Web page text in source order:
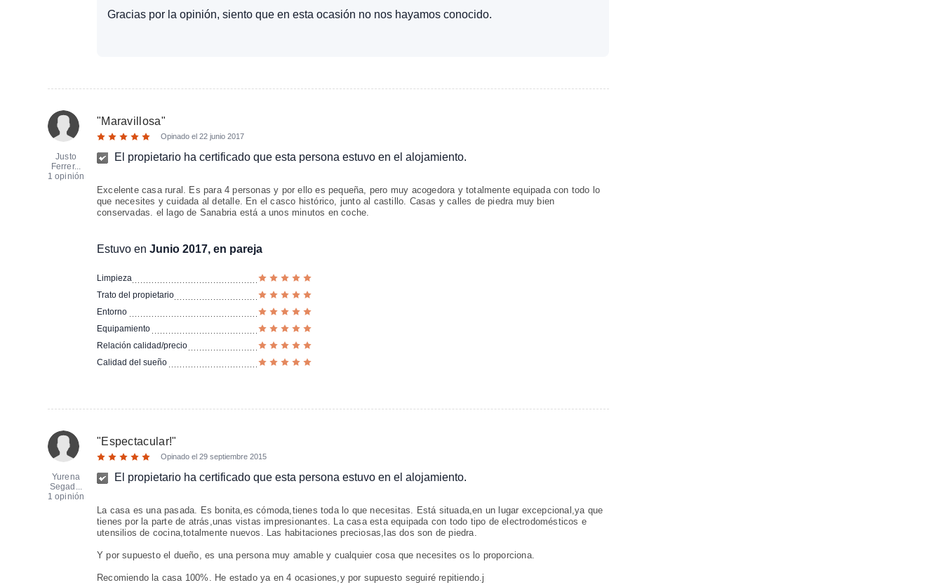
Gracias por la opinión, siento que en esta ocasión no nos hayamos conocido.
Justo
Ferrer...
1 opinión
"Maravillosa"
Opinado el 22 junio 2017
El propietario ha certificado que esta persona estuvo en el alojamiento.
Excelente casa rural. Es para 4 personas y por ello es pequeña, pero muy acogedora y totalmente equipada con todo lo
que necesites y cuidada al detalle. En el casco histórico, junto al castillo. Casas y calles de piedra muy bien
conservadas. el lago de Sanabria está a unos minutos en coche.
Estuvo en Junio 2017, en pareja
Limpieza
Trato del propietario
Entorno
Equipamiento
Relación calidad/precio
Calidad del sueño
Yurena
Segad...
1 opinión
"Espectacular!"
Opinado el 29 septiembre 2015
El propietario ha certificado que esta persona estuvo en el alojamiento.
La casa es una pasada. Es bonita,es cómoda,tienes toda lo que necesitas. Está situada,en un lugar excepcional,ya que
tienes por la parte de atrás,unas vistas impresionantes. La casa esta equipada con todo tipo de electrodomésticos e
utensilios de cocina,totalmente nuevos. Las habitaciones preciosas,las dos son de piedra.
Y por supuesto el dueño, es una persona muy amable y cualquier cosa que necesites os lo proporciona.
Recomiendo la casa 100%. He estado ya en 4 ocasiones,y por supuesto seguiré repitiendo.j